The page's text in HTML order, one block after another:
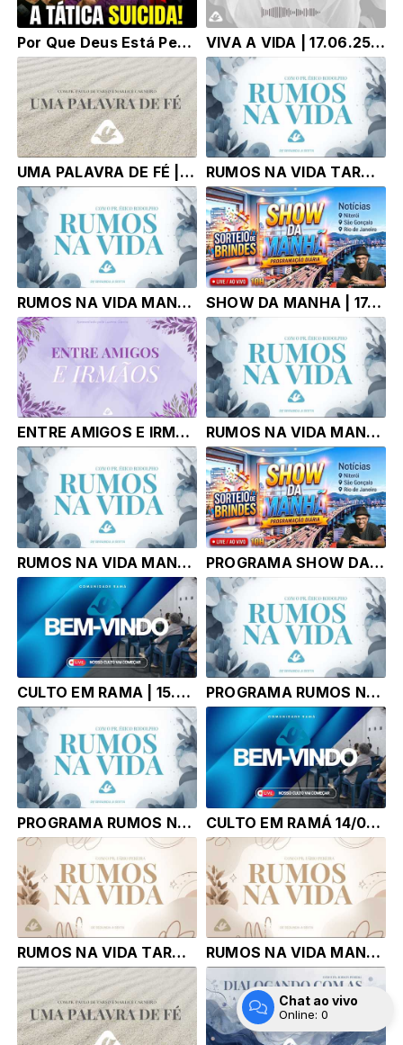
Por Que Deus Está Permitindo Isso no Governo? A Verdade Revelada VIVA A VIDA | 17.06.25 | Pr. ALexandre Faria
UMA PALAVRA DE FÉ | 17.06.25 | Pr. Paulo de Tarso e Marlice Carneiro RUMOS NA VIDA TARDE| 17.06.25 | Pr. Érico Rodolpho Bussinger
RUMOS NA VIDA MANHA | 17.06.25 | Pr. Érico Rodolpho Bussinger SHOW DA MANHA | 17.06.25 | Tony Correa
ENTRE AMIGOS E IRMAOS | 16.06.26 | luanna Garcia RUMOS NA VIDA MANHA TARDE | 16.06.26 | Pr. Érico Rodolpho Bussinger
RUMOS NA VIDA MANHA | 16.06.26 | Pr. Érico Rodolpho Bussinger PROGRAMA SHOW DA MANHÃ - TONY CORRÊA | 16.06.26 |
CULTO EM RAMA | 15.06.26 | COM PASTOR ÉRICO RODOLPHO BUSSINGUER PROGRAMA RUMOS NA VIDA TARDE | 15.06.26 | Pr. Érico Rodolpho Bussinger
PROGRAMA RUMOS NA VIDA MANHA | 15.06.26 | Pr. Érico Rodolpho Bussinger CULTO EM RAMÁ 14/06/2026 I DOMINGO I
RUMOS NA VIDA TARDE | Pr. Fábio Pereira RUMOS NA VIDA MANHA | Pr. Fábio Pereira
Chat ao vivo
Online: 0
Entrar